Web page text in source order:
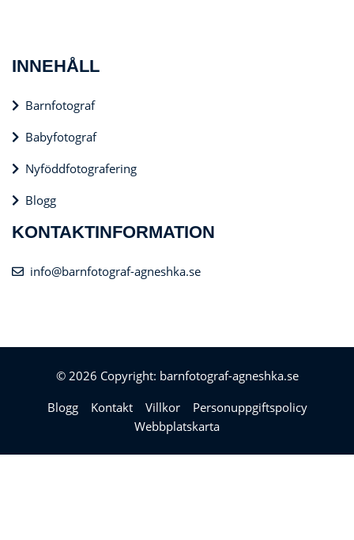
INNEHÅLL
Barnfotograf
Babyfotograf
Nyföddfotografering
Blogg
KONTAKTINFORMATION
info@barnfotograf-agneshka.se
© 2026 Copyright: barnfotograf-agneshka.se
Blogg
Kontakt Villkor
Personuppgiftspolicy
Webbplatskarta